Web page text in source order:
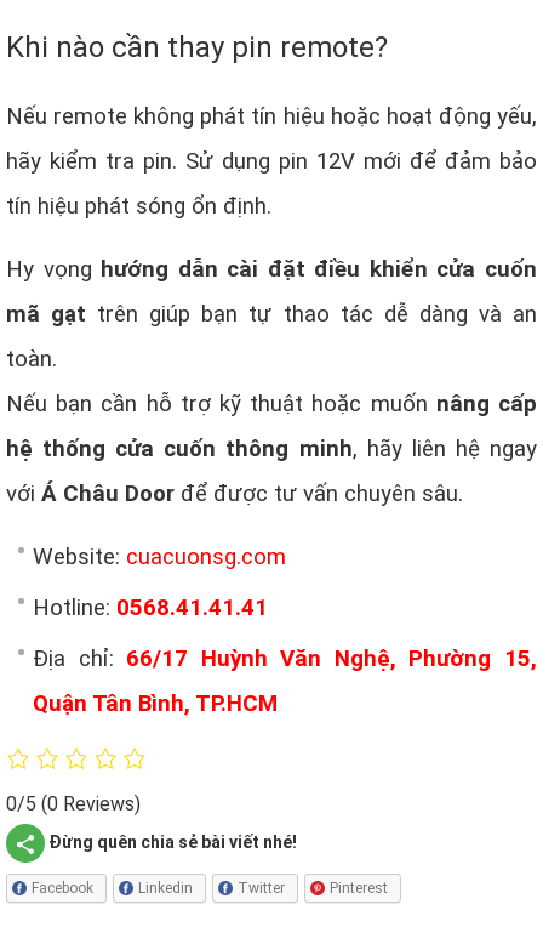
Khi nào cần thay pin remote?
Nếu remote không phát tín hiệu hoặc hoạt động yếu,
hãy kiểm tra pin. Sử dụng pin 12V mới để đảm bảo
tín hiệu phát sóng ổn định.
Hy vọng hướng dẫn cài đặt điều khiển cửa cuốn
mã gạt trên giúp bạn tự thao tác dễ dàng và an
toàn.
Nếu bạn cần hỗ trợ kỹ thuật hoặc muốn nâng cấp
hệ thống cửa cuốn thông minh, hãy liên hệ ngay
với Á Châu Door để được tư vấn chuyên sâu.
Website: cuacuonsg.com
Hotline: 0568.41.41.41
Địa chỉ: 66/17 Huỳnh Văn Nghệ, Phường 15,
Quận Tân Bình, TP.HCM
0/5 (0 Reviews)
Đừng quên chia sẻ bài viết nhé!
Facebook Linkedin Twitter Pinterest